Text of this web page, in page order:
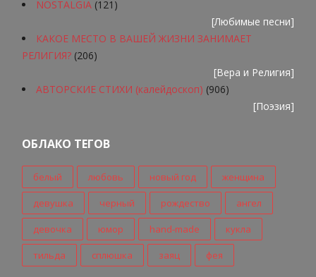
NOSTALGIA (121)
[Любимые песни]
КАКОЕ МЕСТО В ВАШЕЙ ЖИЗНИ ЗАНИМАЕТ
РЕЛИГИЯ? (206)
[Вера и Религия]
АВТОРСКИЕ СТИХИ (калейдоскоп) (906)
[Поэзия]
ОБЛАКО ТЕГОВ
белый любовь новый год женщина
девушка черный рождество ангел
девочка юмор hand-made кукла
тильда сплюшка заяц фея